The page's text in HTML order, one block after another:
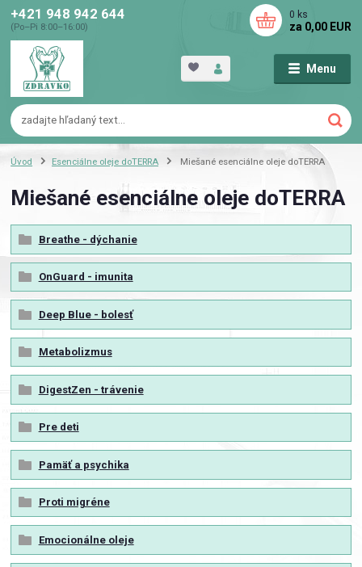
Menu
+421 948 942 644
(Po–Pi 8:00–16:00)
0 ks
za 0,00 EUR
Úvod Esenciálne oleje doTERRA Miešané esenciálne oleje doTERRA
Miešané esenciálne oleje doTERRA
Breathe - dýchanie
OnGuard - imunita
Deep Blue - bolesť
Metabolizmus
DigestZen - trávenie
Pre deti
Pamäť a psychika
Proti migréne
Emocionálne oleje